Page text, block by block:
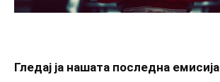
Гледај ја нашата последна емисија